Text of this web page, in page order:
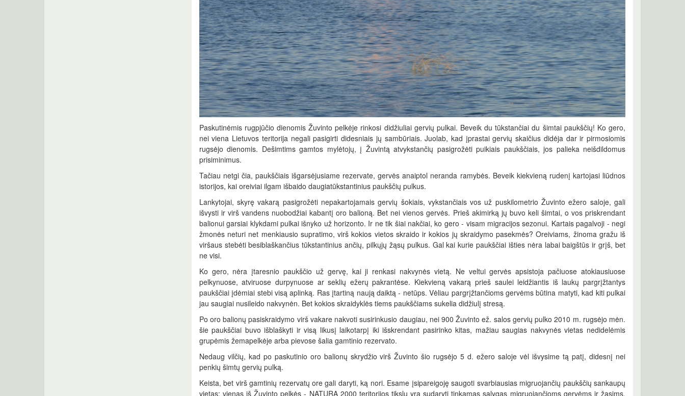
Paskutinėmis rugpjūčio dienomis Žuvinto pelkėje rinkosi didžiuliai gervių pulkai. Beveik du tūkstančiai du šimtai paukščių! Ko gero,
nei viena Lietuvos teritorija negali pasigirti didesniais jų sambūriais. Juolab, kad įprastai gervių skaičius didėja dar ir pirmosiomis
rugsėjo dienomis. Dešimtims gamtos mylėtojų, į Žuvintą atvykstančių pasigrožėti puikiais paukščiais, jos palieka neišdildomus
prisiminimus.
Tačiau netgi čia, paukščiais išgarsėjusiame rezervate, gervės anaiptol neranda ramybės. Beveik kiekvieną rudenį kartojasi liūdnos
istorijos, kai oreiviai ilgam išbaido daugiatūkstantinius paukščių pulkus.
Lankytojai, skyrę vakarą pasigrožėti nepakartojamais gervių šokiais, vykstančiais vos už puskilometrio Žuvinto ežero saloje, gali
išvysti ir virš vandens nuobodžiai kabantį oro balioną. Bet nei vienos gervės. Prieš akimirką jų buvo keli šimtai, o vos priskrendant
balionui garsiai klykdami pulkai išnyko už horizonto. Ir ne tik šiai nakčiai, ko gero - visam migracijos sezonui. Kartais pagalvoji - negi
žmonės neturi net menkiausio supratimo, virš kokios vietos skraido ir kokios jų skraidymo pasekmės? Oreiviams, žinoma gražu iš
viršaus stebėti besiblaškančius tūkstantinius ančių, pilkųjų žąsų pulkus. Gal kai kurie paukščiai išties nėra labai baigštūs ir grįš, bet
ne visi.
Ko gero, nėra įtaresnio paukščio už gervę, kai ji renkasi nakvynės vietą. Ne veltui gervės apsistoja pačiuose atokiausiuose
pelkynuose, atviruose durpynuose ar seklių ežerų pakrantėse. Kiekvieną vakarą prieš saulei leidžiantis iš laukų pargrįžtantys
paukščiai įdėmiai stebi visą aplinką. Ras įtartiną naują daiktą - netūps. Vėliau pargrįžtančioms gervėms būtina matyti, kad kiti pulkai
jau saugiai nusileido nakvynėn. Bet kokios skraidyklės tiems paukščiams sukelia didžiulį stresą.
Po oro balionų pasiskraidymo virš vakare nakvoti susirinkusio daugiau, nei 900 Žuvinto ež. salos gervių pulko 2010 m. rugsėjo mėn.
šie paukščiai buvo išblaškyti ir visą likusį laikotarpį iki išskrendant pasirinko kitas, mažiau saugias nakvynės vietas nedidelėmis
grupėmis žemapelkėje arba pievose šalia gamtinio rezervato.
Nedaug vilčių, kad po paskutinio oro balionų skrydžio virš Žuvinto šio rugsėjo 5 d. ežero saloje vėl išvysime tą patį, didesnį nei
penkių šimtų gervių pulką.
Keista, bet virš gamtinių rezervatų ore gali daryti, ką nori. Esame įsipareigoję saugoti svarbiausias migruojančių paukščių sankaupų
vietas; vienas iš Žuvinto pelkės - NATURA 2000 teritorijos tikslų yra sudaryti tinkamas sąlygas migruojančioms gervėms ir žąsims.